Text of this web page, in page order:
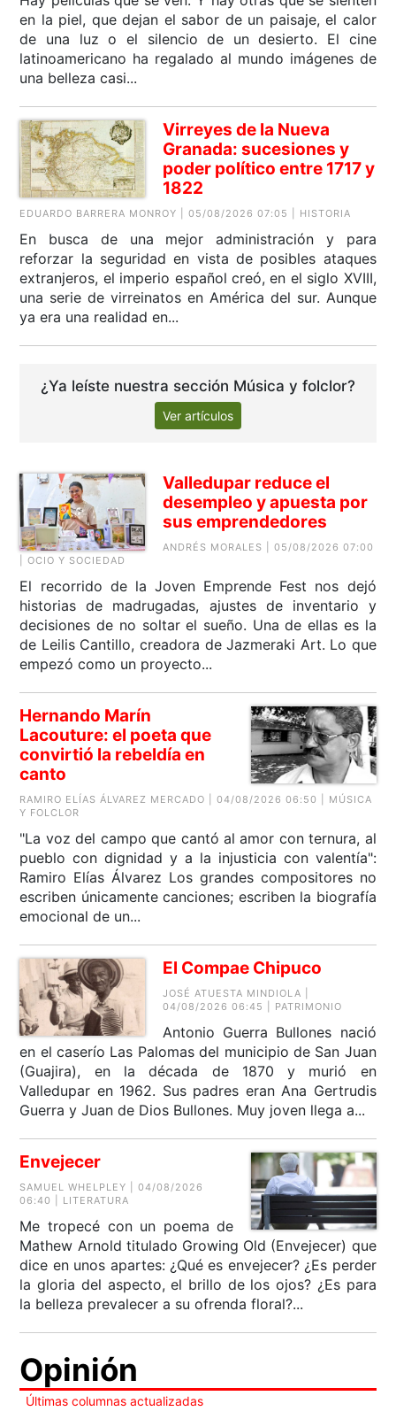
en la piel, que dejan el sabor de un paisaje, el calor
de una luz o el silencio de un desierto. El cine
latinoamericano ha regalado al mundo imágenes de
una belleza casi...
Virreyes de la Nueva
Granada: sucesiones y
poder político entre 1717 y
1822
EDUARDO BARRERA MONROY | 05/08/2026 07:05 | HISTORIA
En busca de una mejor administración y para
reforzar la seguridad en vista de posibles ataques
extranjeros, el imperio español creó, en el siglo XVIII,
una serie de virreinatos en América del sur. Aunque
ya era una realidad en...
¿Ya leíste nuestra sección Música y folclor?
Ver artículos
Valledupar reduce el
desempleo y apuesta por
sus emprendedores
ANDRÉS MORALES | 05/08/2026 07:00
| OCIO Y SOCIEDAD
El recorrido de la Joven Emprende Fest nos dejó
historias de madrugadas, ajustes de inventario y
decisiones de no soltar el sueño. Una de ellas es la
de Leilis Cantillo, creadora de Jazmeraki Art. Lo que
empezó como un proyecto...
Hernando Marín
Lacouture: el poeta que
convirtió la rebeldía en
canto
RAMIRO ELÍAS ÁLVAREZ MERCADO | 04/08/2026 06:50 | MÚSICA
Y FOLCLOR
"La voz del campo que cantó al amor con ternura, al
pueblo con dignidad y a la injusticia con valentía":
Ramiro Elías Álvarez Los grandes compositores no
escriben únicamente canciones; escriben la biografía
emocional de un...
El Compae Chipuco
JOSÉ ATUESTA MINDIOLA |
04/08/2026 06:45 | PATRIMONIO
Antonio Guerra Bullones nació
en el caserío Las Palomas del municipio de San Juan
(Guajira), en la década de 1870 y murió en
Valledupar en 1962. Sus padres eran Ana Gertrudis
Guerra y Juan de Dios Bullones. Muy joven llega a...
Envejecer
SAMUEL WHELPLEY | 04/08/2026
06:40 | LITERATURA
Me tropecé con un poema de
Mathew Arnold titulado Growing Old (Envejecer) que
dice en unos apartes: ¿Qué es envejecer? ¿Es perder
la gloria del aspecto, el brillo de los ojos? ¿Es para
la belleza prevalecer a su ofrenda floral?...
Opinión
Últimas columnas actualizadas